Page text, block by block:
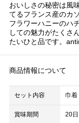
おいしさの秘密は風
てるフランス産のカ
フラワーハニーのハ
しての魅力がたくさ
たいひと品です。
商品情報について
セット内容 巾着
賞味期間 20日